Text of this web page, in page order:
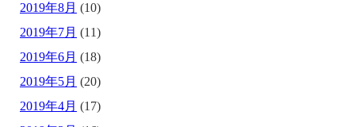
2019年8月 (10)
2019年7月 (11)
2019年6月 (18)
2019年5月 (20)
2019年4月 (17)